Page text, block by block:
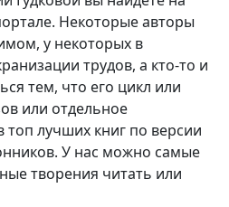
Некоторые авторы
у некоторых в
трудов, а кто-то и
тем, что его цикл или
или отдельное
топ лучших книг по версии
У нас можно самые
творения читать или